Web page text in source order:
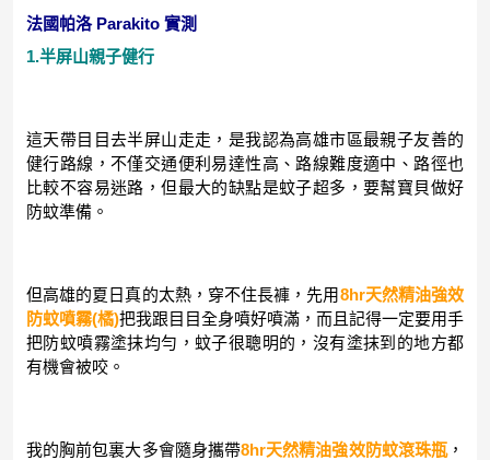
法國帕洛 Parakito 實測
1.半屏山親子健行
這天帶目目去半屏山走走，是我認為高雄市區最親子友善的
健行路線，不僅交通便利易達性高、路線難度適中、路徑也
比較不容易迷路，但最大的缺點是蚊子超多，要幫寶貝做好
防蚊準備。
但高雄的夏日真的太熱，穿不住長褲，先用8hr天然精油強效
防蚊噴霧(橘)把我跟目目全身噴好噴滿，而且記得一定要用手
把防蚊噴霧塗抹均勻，蚊子很聰明的，沒有塗抹到的地方都
有機會被咬。
我的胸前包裏大多會隨身攜帶8hr天然精油強效防蚊滾珠瓶，